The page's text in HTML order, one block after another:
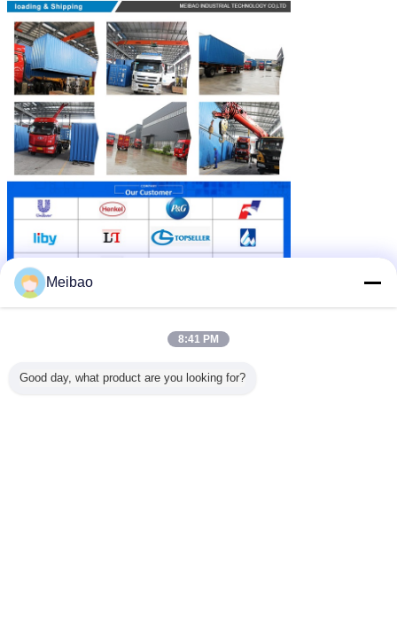
σκόνη πλύσης που κατασκευάζει τη μηχανή
καθαριστική σκόνη που κατασκευάζει τη μηχανή
μηχανή κατασκευής σκονών πλύσης
Meibao
8:41 PM
Good day, what product are you looking for?